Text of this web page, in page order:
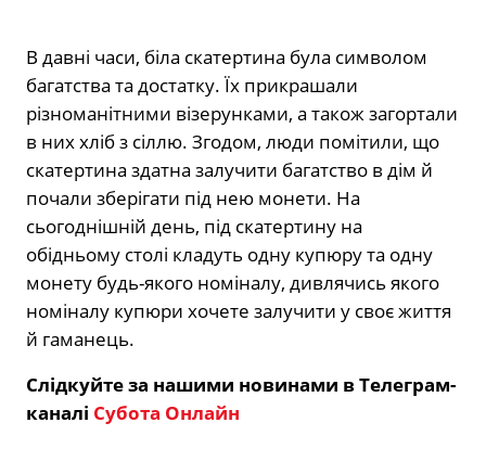
В давні часи, біла скатертина була символом
багатства та достатку. Їх прикрашали
різноманітними візерунками, а також загортали
в них хліб з сіллю. Згодом, люди помітили, що
скатертина здатна залучити багатство в дім й
почали зберігати під нею монети. На
сьогоднішній день, під скатертину на
обідньому столі кладуть одну купюру та одну
монету будь-якого номіналу, дивлячись якого
номіналу купюри хочете залучити у своє життя
й гаманець.
Слідкуйте за нашими новинами в Телеграм-
каналі Субота Онлайн